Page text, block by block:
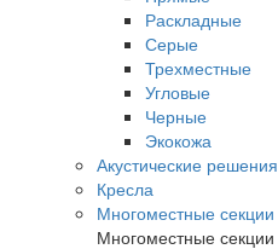
Раскладные
Серые
Трехместные
Угловые
Черные
Экокожа
Акустические решения
Кресла
Многоместные секции
Многоместные секции